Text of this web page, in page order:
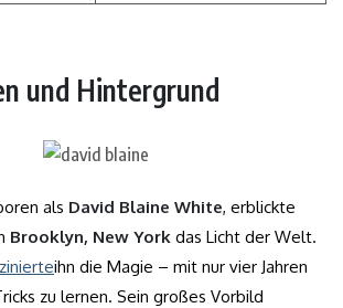
und Hintergrund
als David Blaine White, erblickte
Brooklyn, New York das Licht der Welt.
ihn die Magie – mit nur vier Jahren
zu lernen. Sein großes Vorbild